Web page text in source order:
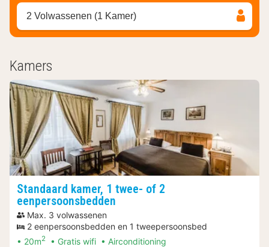
2 Volwassenen (1 Kamer)
Kamers
Standaard kamer, 1 twee- of 2
eenpersoonsbedden
Max. 3 volwassenen
2 eenpersoonsbedden en 1 tweepersoonsbed
20m2 Gratis wifi Airconditioning